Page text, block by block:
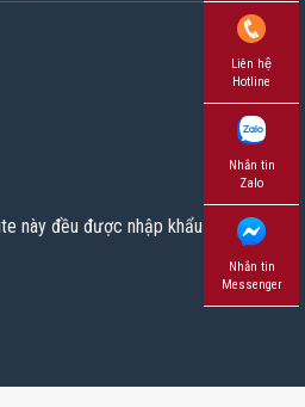
này đều được nhập khẩu chính
Liên hệ
Hotline
Nhắn tin
Zalo
Nhắn tin
Messenger